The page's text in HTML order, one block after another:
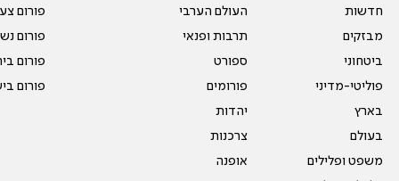
חדשות
מבזקים
ביטחוני
פוליטי-מדיני
בארץ
בעולם
משפט ופלילים
העולם הערבי
תרבות ופנאי
ספורט
פורומים
יהדות
צרכנות
אופנה
פורום
פורום
פורום
פורום